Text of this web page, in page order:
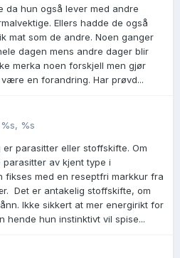
da hun også lever med andre
Ellers hadde de også
mat som de andre. Noen ganger
dagen mens andre dager blir
merka noen forskjell men gjør
en forandring. Har prøvd...
%s, %s
er parasitter eller stoffskifte. Om
av kjent type i
fikses med en reseptfri markkur fra
Det er antakelig stoffskifte, om
Ikke sikkert at mer energirikt for
hende hun instinktivt vil spise...